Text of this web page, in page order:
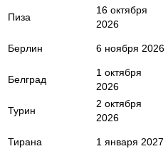
Пиза
16 октября
2026
Берлин 6 ноября 2026
Белград
1 октября
2026
Турин
2 октября
2026
Тирана 1 января 2027